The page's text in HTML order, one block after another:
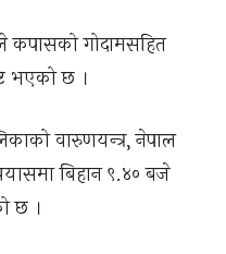
गोदामसहित
भएको छ ।
वारुणयन्त्र, नेपाल
बिहान ९.४० बजे
छ ।